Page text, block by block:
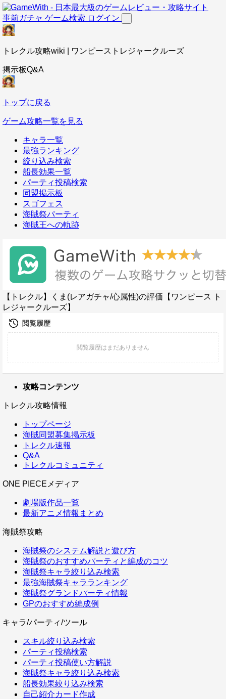
事前ガチャ ゲーム検索 ログイン
トレクル攻略wiki | ワンピーストレジャークルーズ
掲示板Q&A
トップに戻る
ゲーム攻略一覧を見る
キャラ一覧
最強ランキング
絞り込み検索
船長効果一覧
パーティ投稿検索
同盟掲示板
スゴフェス
海賊祭パーティ
海賊王への軌跡
【トレクル】くま(レアガチャ/心属性)の評価【ワンピース ト
レジャークルーズ】
攻略コンテンツ
トレクル攻略情報
トップページ
海賊同盟募集掲示板
トレクル速報
Q&A
トレクルコミュニティ
ONE PIECEメディア
劇場版作品一覧
最新アニメ情報まとめ
海賊祭攻略
海賊祭のシステム解説と遊び方
海賊祭のおすすめパーティと編成のコツ
海賊祭キャラ絞り込み検索
最強海賊祭キャラランキング
海賊祭グランドパーティ情報
GPのおすすめ編成例
キャラ/パーティ/ツール
スキル絞り込み検索
パーティ投稿検索
パーティ投稿使い方解説
海賊祭キャラ絞り込み検索
船長効果絞り込み検索
自己紹介カード作成